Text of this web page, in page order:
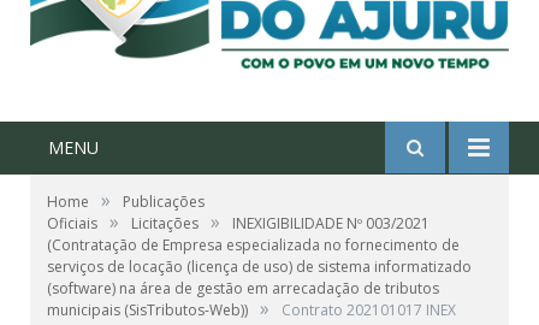
MENU
Home »
Publicações
Oficiais » Licitações »
INEXIGIBILIDADE Nº 003/2021
(Contratação de Empresa especializada no fornecimento de
serviços de locação (licença de uso) de sistema informatizado
(software) na área de gestão em arrecadação de tributos
municipais (SisTributos-Web)) »
Contrato 202101017 INEX